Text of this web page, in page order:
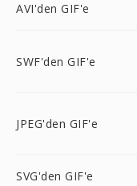
AVI'den GIF'e
SWF'den GIF'e
JPEG'den GIF'e
SVG'den GIF'e